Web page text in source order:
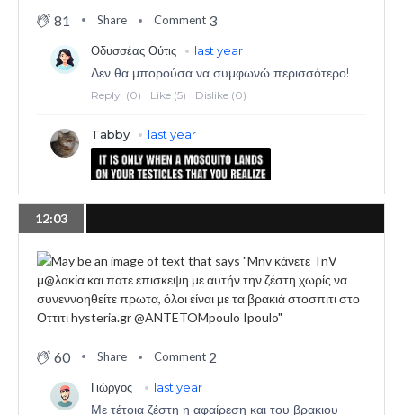
81 Share Comment 3
12:03
60 Share Comment 2